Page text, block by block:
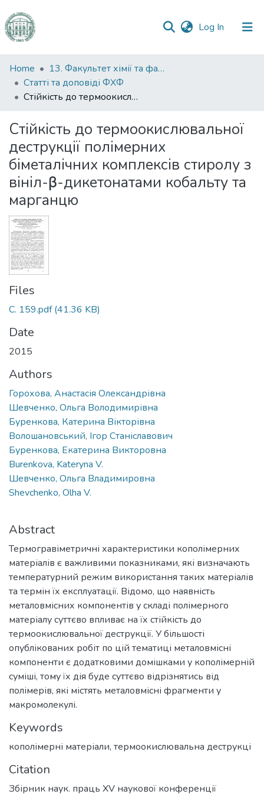
Log In (current)
Communities
&
Collections
Statistics
Home
13. Факультет хімії та фармації
Статті та доповіді ФХФ
Стійкість до термоокислювальної деструкції полімерних біметалічних комплексів стиролу з вініл-β-дикетонатами кобальту та марганцю
Стійкість до термоокислювальної
деструкції полімерних
біметалічних комплексів стиролу з
вініл-β-дикетонатами кобальту та
марганцю
Files
С. 159.pdf(41.36 KB)
Date
2015
Authors
Горохова, Анастасія Олександрівна
Шевченко, Ольга Володимирівна
Буренкова, Катерина Вікторівна
Волошановський, Ігор Станіславович
Буренкова, Екатерина Викторовна
Burenkova, Kateryna V.
Шевченко, Ольга Владимировна
Shevchenko, Olha V.
Abstract
Термогравіметричні характеристики кополімерних
матеріалів є важливими показниками, які визначають
температурний режим використання таких матеріалів
та термін їх експлуатації. Відомо, що наявність
металовмісних компонентів у складі полімерного
матеріалу суттєво впливає на їх стійкість до
термоокислювальної деструкції. У більшості
опублікованих робіт по цій тематиці металовмісні
компоненти є додатковими домішками у кополімерній
суміші, тому їх дія буде суттєво відрізнятись від
полімерів, які містять металовмісні фрагменти у
макромолекулі.
Keywords
кополімерні матеріали, термоокислювальна деструкці
Citation
Збірник наук. праць XV наукової конференції